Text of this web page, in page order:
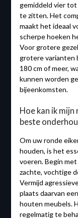
gemiddeld vier
te zitten. Het
maakt het ideaal
scherpe hoeken
Voor grotere
grotere varianten
180 cm of meer,
kunnen worden
bijeenkomsten.
Hoe kan ik
beste
Om uw ronde
houden, is het
voeren. Begin
zachte, vochtige
Vermijd
plaats daarvan
houten meubels.
regelmatig te